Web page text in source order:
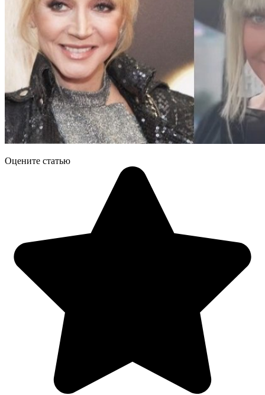
Оцените статью